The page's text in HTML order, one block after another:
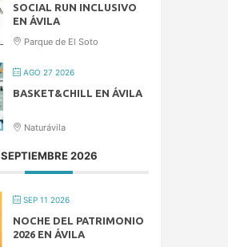
SOCIAL RUN INCLUSIVO
EN ÁVILA
Parque de El Soto
AGO 27 2026
BASKET&CHILL EN ÁVILA
Naturávila
SEPTIEMBRE 2026
SEP 11 2026
NOCHE DEL PATRIMONIO
2026 EN ÁVILA